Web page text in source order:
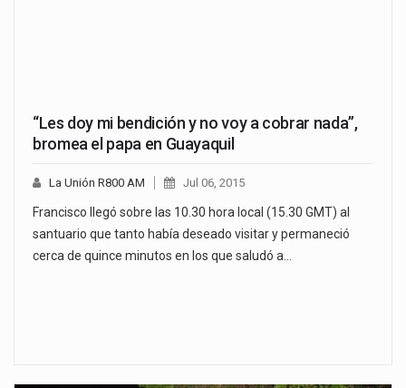
“Les doy mi bendición y no voy a cobrar nada”,
bromea el papa en Guayaquil
La Unión R800 AM Jul 06, 2015
Francisco llegó sobre las 10.30 hora local (15.30 GMT) al
santuario que tanto había deseado visitar y permaneció
cerca de quince minutos en los que saludó a…